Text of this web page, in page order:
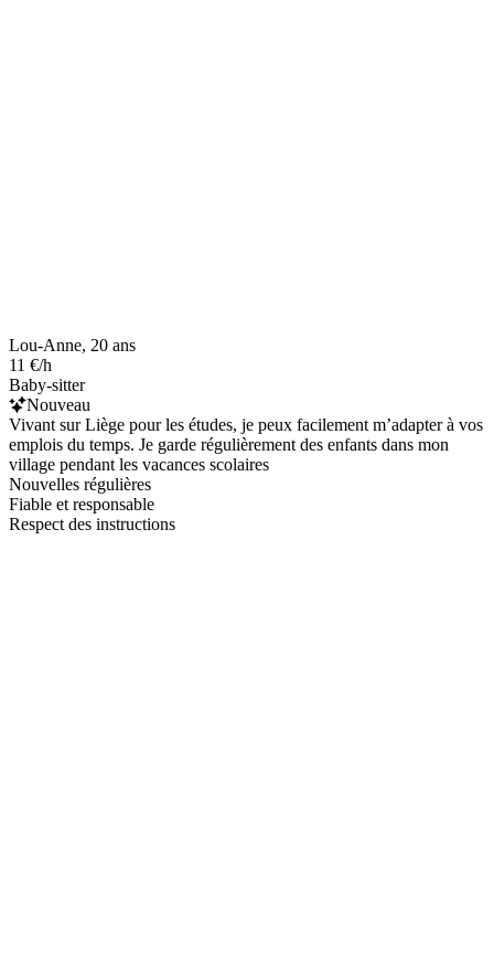
Lou-Anne, 20 ans
11 €/h
Baby-sitter
Nouveau
Vivant sur Liège pour les études, je peux facilement m’adapter à vos
emplois du temps. Je garde régulièrement des enfants dans mon
village pendant les vacances scolaires
Nouvelles régulières
Fiable et responsable
Respect des instructions